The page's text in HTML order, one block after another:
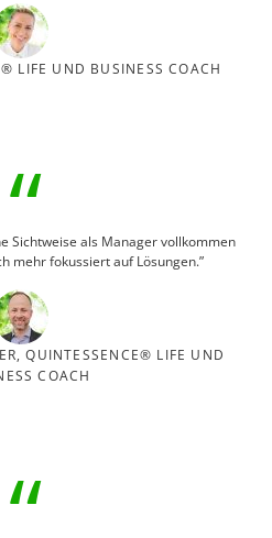
LIFE UND BUSINESS COACH
Sichtweise als Manager vollkommen
mehr fokussiert auf Lösungen.”
QUINTESSENCE® LIFE UND
COACH